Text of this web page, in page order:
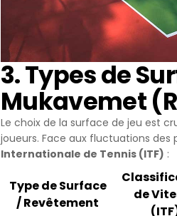
3. Types de
Mukavemet
Le choix de la surface de jeu est
joueurs. Face aux fluctuations
Internationale de Tennis (ITF) :
Type de Surface
/ Revêtement
de
cihazınıza
sunar.
Aynı
Çerezleri
gerekebilir,
sitesindeki
aşağıdaki
İnternet Sitesi
maddelerinin
sahiplerinin
Firma Adı
Adres: